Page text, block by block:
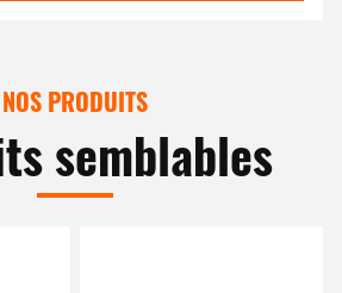
NOS PRODUITS
semblables